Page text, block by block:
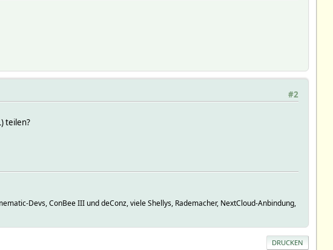
#2
teilen?
Devs, ConBee III und deConz, viele Shellys, Rademacher, NextCloud-Anbindung,
DRUCKEN